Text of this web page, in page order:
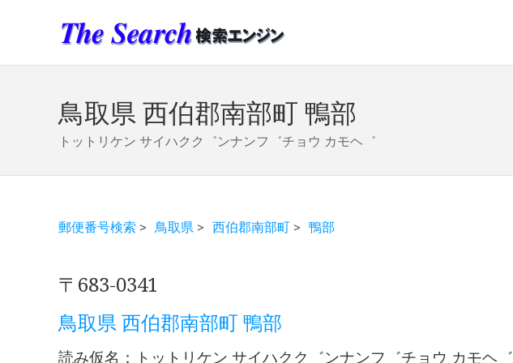
鳥取県 西伯郡南部町 鴨部
トットリケン サイハクク゛ンナンフ゛チョウ カモヘ゛
郵便番号検索 > 鳥取県 > 西伯郡南部町 > 鴨部
〒683-0341
鳥取県 西伯郡南部町 鴨部
読み仮名：トットリケン サイハクク゛ンナンフ゛チョウ カモヘ゛